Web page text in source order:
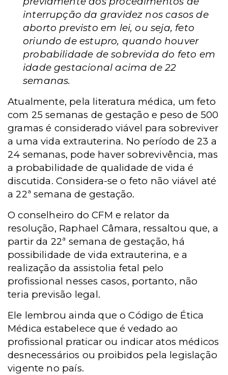
interrupção da gravidez nos casos de
aborto previsto em lei, ou seja, feto
oriundo de estupro, quando houver
probabilidade de sobrevida do feto em
idade gestacional acima de 22
semanas.
Atualmente, pela literatura médica, um feto
com 25 semanas de gestação e peso de 500
gramas é considerado viável para sobreviver
a uma vida extrauterina. No período de 23 a
24 semanas, pode haver sobrevivência, mas
a probabilidade de qualidade de vida é
discutida. Considera-se o feto não viável até
a 22ª semana de gestação.
O conselheiro do CFM e relator da
resolução, Raphael Câmara, ressaltou que, a
partir da 22ª semana de gestação, há
possibilidade de vida extrauterina, e a
realização da assistolia fetal pelo
profissional nesses casos, portanto, não
teria previsão legal.
Ele lembrou ainda que o Código de Ética
Médica estabelece que é vedado ao
profissional praticar ou indicar atos médicos
desnecessários ou proibidos pela legislação
vigente no país.